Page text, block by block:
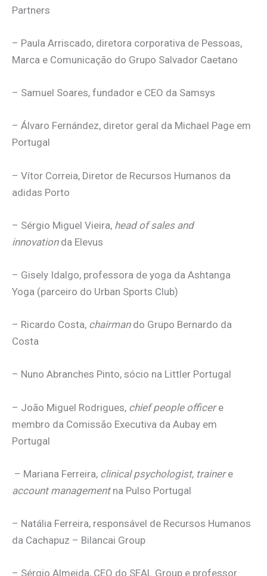
Partners
– Paula Arriscado, diretora corporativa de Pessoas,
Marca e Comunicação do Grupo Salvador Caetano
– Samuel Soares, fundador e CEO da Samsys
– Álvaro Fernández, diretor geral da Michael Page em
Portugal
– Vítor Correia, Diretor de Recursos Humanos da
adidas Porto
– Sérgio Miguel Vieira, head of sales and
innovationda Elevus
– Gisely Idalgo, professora de yoga da Ashtanga
Yoga (parceiro do Urban Sports Club)
– Ricardo Costa, chairmando Grupo Bernardo da
Costa
– Nuno Abranches Pinto, sócio na Littler Portugal
– João Miguel Rodrigues, chief people officere
membro da Comissão Executiva da Aubay em
Portugal
– Mariana Ferreira, clinical psychologist, trainere
account managementna Pulso Portugal
– Natália Ferreira, responsável de Recursos Humanos
da Cachapuz – Bilancai Group
– Sérgio Almeida, CEO do SEAL Group e professor